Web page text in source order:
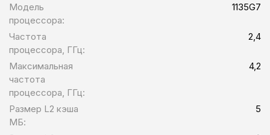
Модель
процессора:
1135G7
Частота
процессора, ГГц:
2,4
Максимальная
частота
процессора, ГГц:
4,2
Размер L2 кэша
МБ:
5